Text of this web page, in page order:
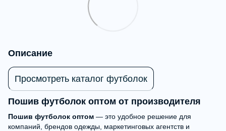
Описание
Просмотреть каталог футболок
Пошив футболок оптом от производителя
Пошив футболок оптом — это удобное решение для
компаний, брендов одежды, маркетинговых агентств и